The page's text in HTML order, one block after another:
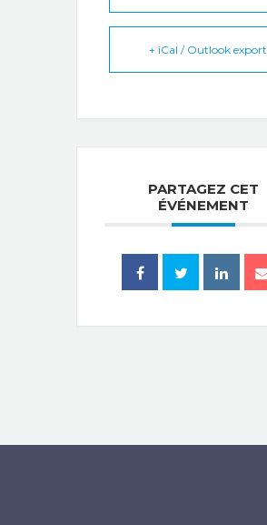
+ iCal / Outlook export
PARTAGEZ CET
ÉVÉNEMENT